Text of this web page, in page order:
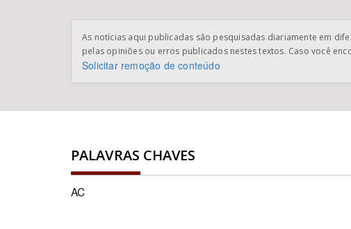
As notícias aqui publicadas são pesquisadas diariamente em
pelas opiniões ou erros publicados nestes textos. Caso você
Solicitar remoção de conteúdo
PALAVRAS CHAVES
AC